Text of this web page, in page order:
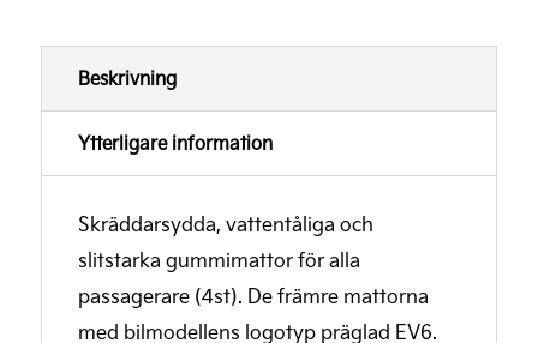
Beskrivning
Ytterligare information
Skräddarsydda, vattentåliga och
slitstarka gummimattor för alla
passagerare (4st). De främre mattorna
med bilmodellens logotyp präglad EV6.